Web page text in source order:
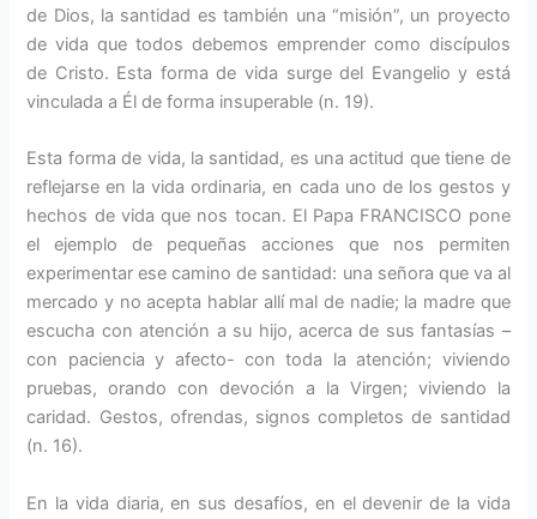
de Dios, la santidad es también una “misión”, un proyecto
de vida que todos debemos emprender como discípulos
de Cristo. Esta forma de vida surge del Evangelio y está
vinculada a Él de forma insuperable (n. 19).
Esta forma de vida, la santidad, es una actitud que tiene de
reflejarse en la vida ordinaria, en cada uno de los gestos y
hechos de vida que nos tocan. El Papa FRANCISCO pone
el ejemplo de pequeñas acciones que nos permiten
experimentar ese camino de santidad: una señora que va al
mercado y no acepta hablar allí mal de nadie; la madre que
escucha con atención a su hijo, acerca de sus fantasías –
con paciencia y afecto- con toda la atención; viviendo
pruebas, orando con devoción a la Virgen; viviendo la
caridad. Gestos, ofrendas, signos completos de santidad
(n. 16).
En la vida diaria, en sus desafíos, en el devenir de la vida